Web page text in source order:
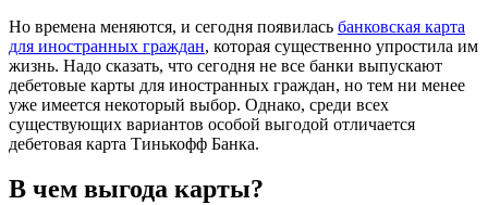
Но времена меняются, и сегодня появилась банковская карта
для иностранных граждан, которая существенно упростила им
жизнь. Надо сказать, что сегодня не все банки выпускают
дебетовые карты для иностранных граждан, но тем ни менее
уже имеется некоторый выбор. Однако, среди всех
существующих вариантов особой выгодой отличается
дебетовая карта Тинькофф Банка.
В чем выгода карты?